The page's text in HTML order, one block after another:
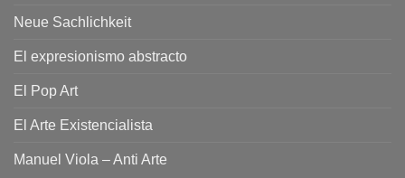
Neue Sachlichkeit
El expresionismo abstracto
El Pop Art
El Arte Existencialista
Manuel Viola – Anti Arte